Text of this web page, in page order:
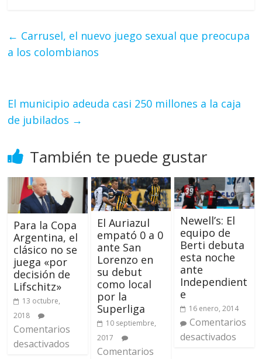
← Carrusel, el nuevo juego sexual que preocupa
a los colombianos
El municipio adeuda casi 250 millones a la caja
de jubilados →
También te puede gustar
Para la Copa
Argentina, el
clásico no se
juega «por
decisión de
Lifschitz»
13 octubre,
2018
Comentarios
desactivados
El Auriazul
empató 0 a 0
ante San
Lorenzo en
su debut
como local
por la
Superliga
10 septiembre,
2017
Comentarios
Newell’s: El
equipo de
Berti debuta
esta noche
ante
Independient
e
16 enero, 2014
Comentarios
desactivados